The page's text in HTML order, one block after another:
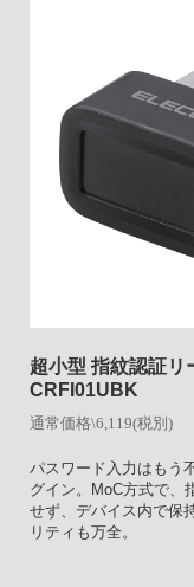
超小型 指紋認証リ
CRFI01UBK
通常価格\6,119(税別)
パスワード入力はもう
グイン。MoC方式で、
せず、デバイス内で保
リティも万全。